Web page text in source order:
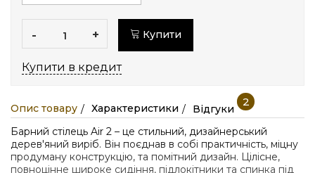
- + Купити
Купити в кредит
Опис товару Характеристики Відгуки
2
Барний стілець Air 2 – це стильний, дизайнерський
дерев'яний виріб. Він поєднав в собі практичність, міцну
продуману конструкцію, та помітний дизайн. Цілісне,
повноцінне широке сидіння, підлокітники та спинка під